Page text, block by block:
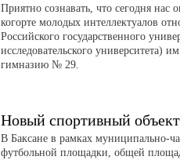
Приятно сознавать, что сегодня
когорте молодых интеллектуалов
Российского государственного
исследовательского
гимназию № 29.
Новый спортивный объект
В Баксане в рамках муниципально-
футбольной площадки, общей